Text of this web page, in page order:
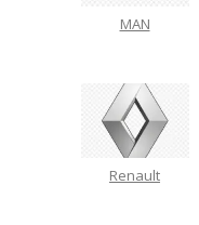
MAN
Renault